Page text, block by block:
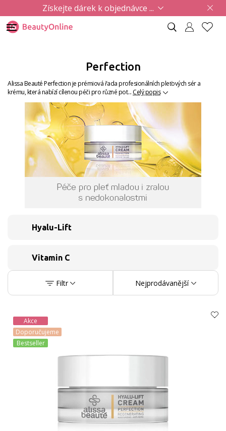
Získejte dárek k objednávce ...
Perfection
Alissa Beauté Perfection je prémiová řada profesionálních pleťových sér a
krému, která nabízí cílenou péči pro různé pot... Celý popis
Hyalu-Lift
Vitamin C
Filtr Nejprodávanější
Akce
Doporučujeme
Bestseller